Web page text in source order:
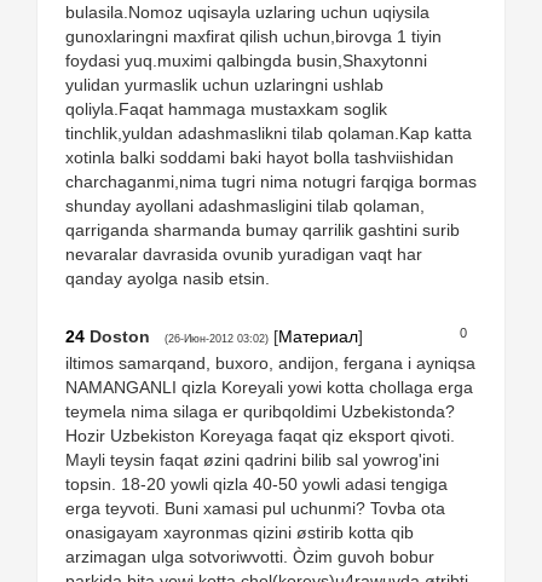
bulasila.Nomoz uqisayla uzlaring uchun uqiysila
gunoxlaringni maxfirat qilish uchun,birovga 1 tiyin
foydasi yuq.muximi qalbingda busin,Shaxytonni
yulidan yurmaslik uchun uzlaringni ushlab
qoliyla.Faqat hammaga mustaxkam soglik
tinchlik,yuldan adashmaslikni tilab qolaman.Kap katta
xotinla balki soddami baki hayot bolla tashviishidan
charchaganmi,nima tugri nima notugri farqiga bormas
shunday ayollani adashmasligini tilab qolaman,
qarriganda sharmanda bumay qarrilik gashtini surib
nevaralar davrasida ovunib yuradigan vaqt har
qanday ayolga nasib etsin.
0
24 Doston (26-Июн-2012 03:02) [Материал]
iltimos samarqand, buxoro, andijon, fergana i ayniqsa
NAMANGANLI qizla Koreyali yowi kotta chollaga erga
teymela nima silaga er quribqoldimi Uzbekistonda?
Hozir Uzbekiston Koreyaga faqat qiz eksport qivoti.
Mayli teysin faqat øzini qadrini bilib sal yowrog'ini
topsin. 18-20 yowli qizla 40-50 yowli adasi tengiga
erga teyvoti. Buni xamasi pul uchunmi? Tovba ota
onasigayam xayronmas qizini østirib kotta qib
arzimagan ulga sotvoriwvotti. Òzim guvoh bobur